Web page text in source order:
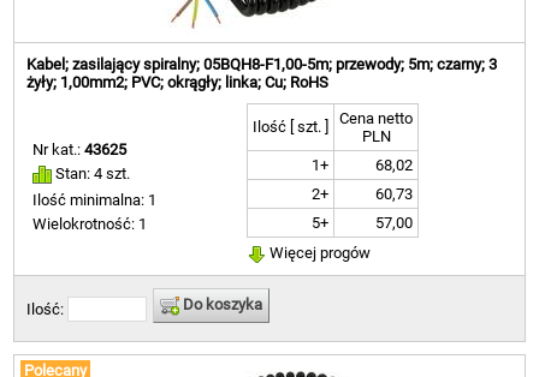
Kabel; zasilający spiralny; 05BQH8-F1,00-5m; przewody; 5m; czarny; 3
żyły; 1,00mm2; PVC; okrągły; linka; Cu; RoHS
Nr kat.:43625
Stan: 4 szt.
Ilość minimalna: 1
Wielokrotność: 1
Ilość [ szt. ]
Cena netto
PLN
1+
68,02
2+
60,73
5+
57,00
Więcej progów
Ilość: Do koszyka
Polecany